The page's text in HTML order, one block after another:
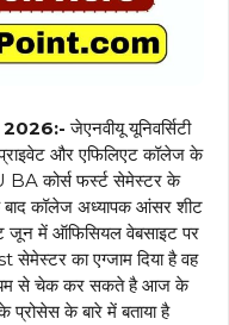
2026:- जेएनवीयू यूनिवर्सिटी
और एफिलिएट कॉलेज के
BA कोर्स फर्स्ट सेमेस्टर के
बाद कॉलेज अध्यापक आंसर शीट
जून में ऑफिसियल वेबसाइट पर
का एग्जाम दिया है वह
से चेक कर सकते है आज के
के बारे में बताया है